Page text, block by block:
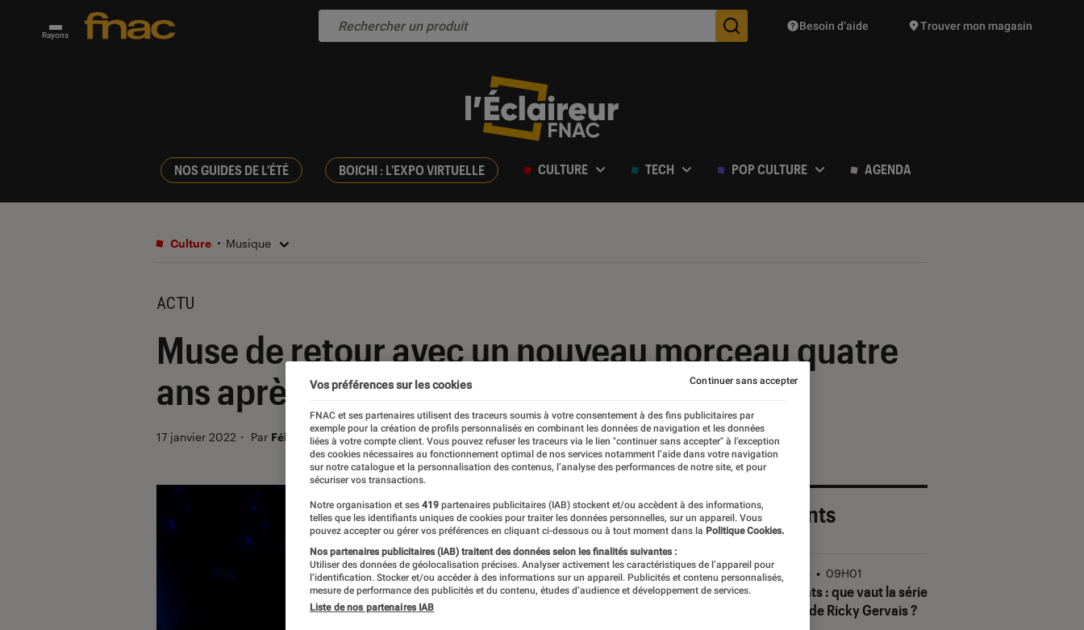
Rayons Des suggestions de produits vont vous être proposées
Besoin d’aide Trouver mon magasin
NOS GUIDES DE L'ÉTÉ BOICHI : L'EXPO VIRTUELLE CULTURE TECH POP CULTURE AGENDA
Culture Musique
ACTU
Muse de retour avec un nouveau morceau quatre
ans après leur dernier album
17 janvier 2022 ・ Par Félix Tardieu
Les plus récents
Alley Cats: que vaut la série
animée de Ricky Gervais ?
Séries • 09H01
Vos préférences sur les cookies
FNAC et ses partenaires utilisent des traceurs soumis à votre consentement à des fins publicitaires par
exemple pour la création de profils personnalisés en combinant les données de navigation et les données
liées à votre compte client. Vous pouvez refuser les traceurs via le lien "continuer sans accepter" à l’exception
des cookies nécessaires au fonctionnement optimal de nos services notamment l’aide dans votre navigation
sur notre catalogue et la personnalisation des contenus, l’analyse des performances de notre site, et pour
sécuriser vos transactions.
Notre organisation et ses 419 partenaires publicitaires (IAB) stockent et/ou accèdent à des informations,
telles que les identifiants uniques de cookies pour traiter les données personnelles, sur un appareil. Vous
pouvez accepter ou gérer vos préférences en cliquant ci-dessous ou à tout moment dans la Politique Cookies.
Nos partenaires publicitaires (IAB) traitent des données selon les finalités suivantes :
Utiliser des données de géolocalisation précises. Analyser activement les caractéristiques de l’appareil pour
l’identification. Stocker et/ou accéder à des informations sur un appareil. Publicités et contenu personnalisés,
mesure de performance des publicités et du contenu, études d’audience et développement de services.
Liste de nos partenaires IAB
Continuer sans accepter